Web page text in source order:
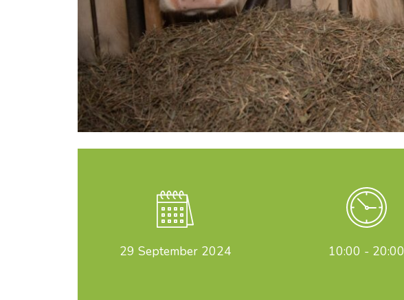
29 September 2024 10:00 - 20:00